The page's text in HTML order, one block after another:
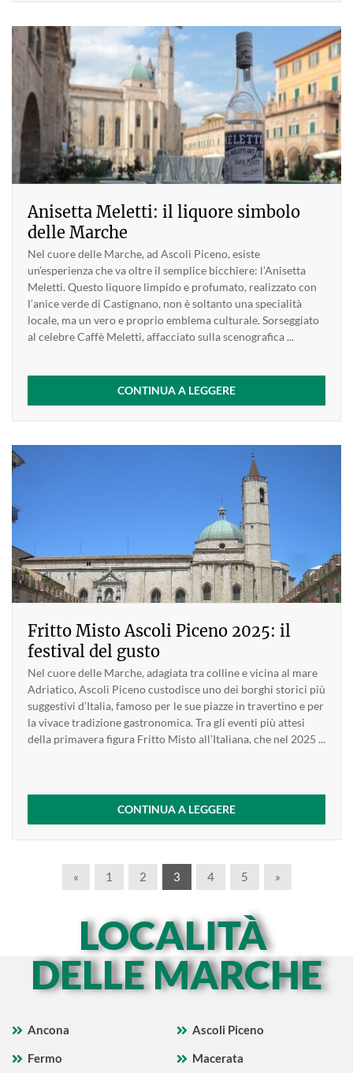
Anisetta Meletti: il liquore simbolo
delle Marche
Nel cuore delle Marche, ad Ascoli Piceno, esiste
un’esperienza che va oltre il semplice bicchiere: l’Anisetta
Meletti. Questo liquore limpido e profumato, realizzato con
l’anice verde di Castignano, non è soltanto una specialità
locale, ma un vero e proprio emblema culturale. Sorseggiato
al celebre Caffè Meletti, affacciato sulla scenografica ...
CONTINUA A LEGGERE
Fritto Misto Ascoli Piceno 2025: il
festival del gusto
Nel cuore delle Marche, adagiata tra colline e vicina al mare
Adriatico, Ascoli Piceno custodisce uno dei borghi storici più
suggestivi d’Italia, famoso per le sue piazze in travertino e per
la vivace tradizione gastronomica. Tra gli eventi più attesi
della primavera figura Fritto Misto all’Italiana, che nel 2025 ...
CONTINUA A LEGGERE
« 1 2 3 4 5 »
LOCALITÀ
DELLE MARCHE
Ancona
Ascoli Piceno
Fermo
Macerata